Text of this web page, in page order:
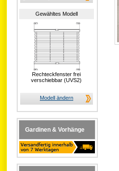
Gewähltes Modell
Rechteckfenster frei
verschiebbar (UVS2)
Modell ändern
Gardinen & Vorhänge